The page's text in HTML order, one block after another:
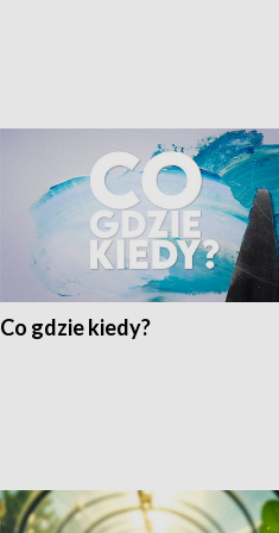
Co gdzie kiedy?